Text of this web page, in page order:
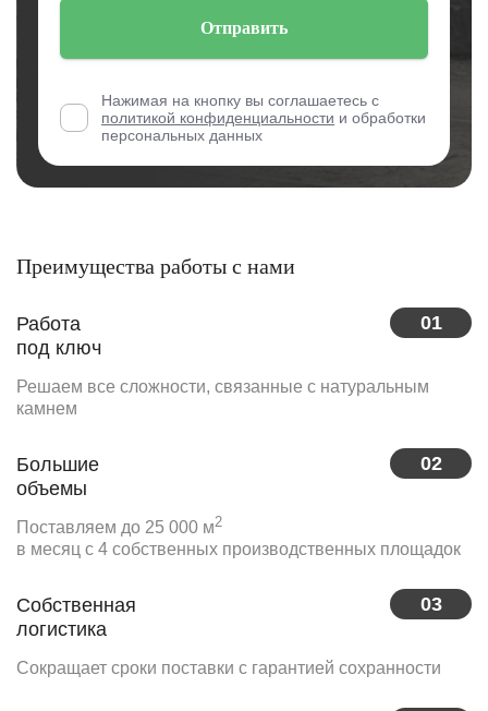
Отправить
Нажимая на кнопку вы соглашаетесь с
политикой конфиденциальности и обработки
персональных данных
Преимущества работы с нами
01
Работа
под ключ
Решаем все сложности, связанные с натуральным
камнем
02
Большие
объемы
Поставляем до 25 000 м2
в месяц с 4 собственных производственных площадок
03
Собственная
логистика
Сокращает сроки поставки с гарантией сохранности